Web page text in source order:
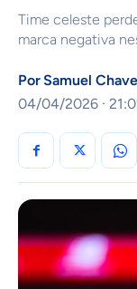
Time celeste
marca negativa
Por Samuel
04/04/2026 ·